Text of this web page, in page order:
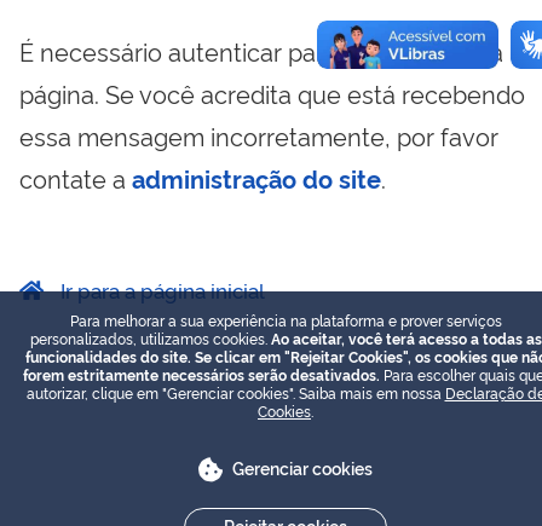
É necessário autenticar para visualizar essa
página. Se você acredita que está recebendo
essa mensagem incorretamente, por favor
contate a administração do site.
Ir para a página inicial
Para melhorar a sua experiência na plataforma e prover serviços
personalizados, utilizamos cookies. Ao aceitar, você terá acesso a todas as
funcionalidades do site. Se clicar em "Rejeitar Cookies", os cookies que
forem estritamente necessários serão desativados. Para escolher quais
autorizar, clique em "Gerenciar cookies". Saiba mais em nossa Declaração
Cookies
Gerenciar cookies